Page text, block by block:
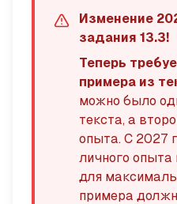
Изменение
задания 13.3!
Теперь
примера из
можно было
текста, а
опыта. С 2027
личного
для
примера